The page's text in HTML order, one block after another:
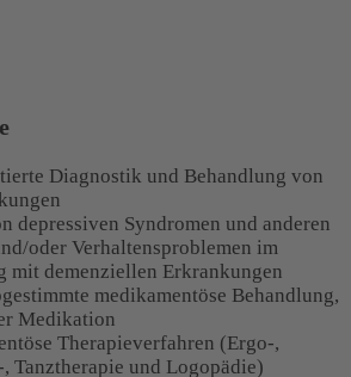
Diagnostik und Behandlung von
depressiven Syndromen und anderen
oder Verhaltensproblemen im
mit demenziellen Erkrankungen
medikamentöse Behandlung,
Medikation
Therapieverfahren (Ergo-,
Tanztherapie und Logopädie)